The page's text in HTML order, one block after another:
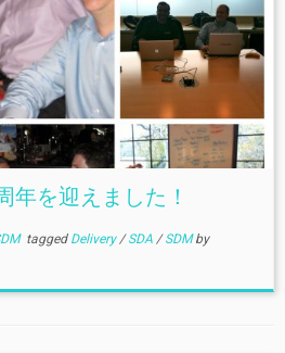
年を迎えました！
tagged Delivery/SDA /SDMby